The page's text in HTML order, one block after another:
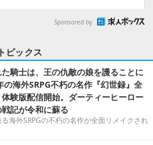
Sponsored by
トピックス
騎士は、王の仇敵の娘を護ることに
海外SRPG不朽の名作『幻世録』全
験版配信開始。ダーティーヒーロー
記が令和に蘇る
海外SRPGの不朽の名作が全面リメイクされ